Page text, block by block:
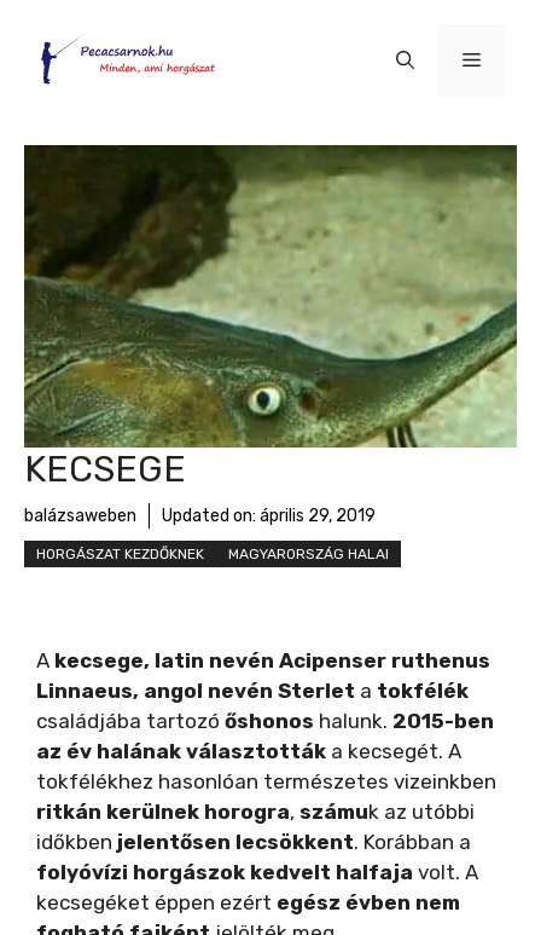
tartalomba
Menü
KECSEGE
balázsaweben Updated on: április 29, 2019
HORGÁSZAT KEZDŐKNEK MAGYARORSZÁG HALAI
A kecsege, latin nevén Acipenser ruthenus
Linnaeus, angol nevén Sterlet a tokfélék
családjába tartozó őshonos halunk. 2015-ben
az év halának választották a kecsegét. A
tokfélékhez hasonlóan természetes vizeinkben
ritkán kerülnek horogra, számuk az utóbbi
időkben jelentősen lecsökkent. Korábban a
folyóvízi horgászok kedvelt halfaja volt. A
kecsegéket éppen ezért egész évben nem